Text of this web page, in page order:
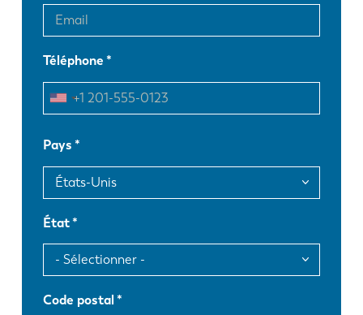
Téléphone
Pays
État
Code postal
EN
FR EN-US
DE
ES